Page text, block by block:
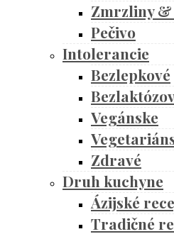
Zmrzliny
Pečivo
Intolerancie
Bezlepkové
Vegánske
Zdravé
Druh kuchyne
Ázijské
Tradičné